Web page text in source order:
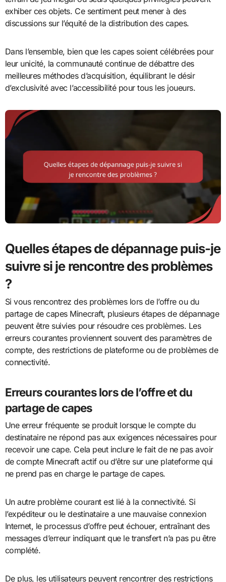
exhiber ces objets. Ce sentiment peut mener à des
discussions sur l’équité de la distribution des capes.
Dans l’ensemble, bien que les capes soient célébrées pour
leur unicité, la communauté continue de débattre des
meilleures méthodes d’acquisition, équilibrant le désir
d’exclusivité avec l’accessibilité pour tous les joueurs.
Quelles étapes de dépannage puis-je
suivre si je rencontre des problèmes
?
Si vous rencontrez des problèmes lors de l’offre ou du
partage de capes Minecraft, plusieurs étapes de dépannage
peuvent être suivies pour résoudre ces problèmes. Les
erreurs courantes proviennent souvent des paramètres de
compte, des restrictions de plateforme ou de problèmes de
connectivité.
Erreurs courantes lors de l’offre et du
partage de capes
Une erreur fréquente se produit lorsque le compte du
destinataire ne répond pas aux exigences nécessaires pour
recevoir une cape. Cela peut inclure le fait de ne pas avoir
de compte Minecraft actif ou d’être sur une plateforme qui
ne prend pas en charge le partage de capes.
Un autre problème courant est lié à la connectivité. Si
l’expéditeur ou le destinataire a une mauvaise connexion
Internet, le processus d’offre peut échouer, entraînant des
messages d’erreur indiquant que le transfert n’a pas pu être
complété.
De plus, les utilisateurs peuvent rencontrer des restrictions